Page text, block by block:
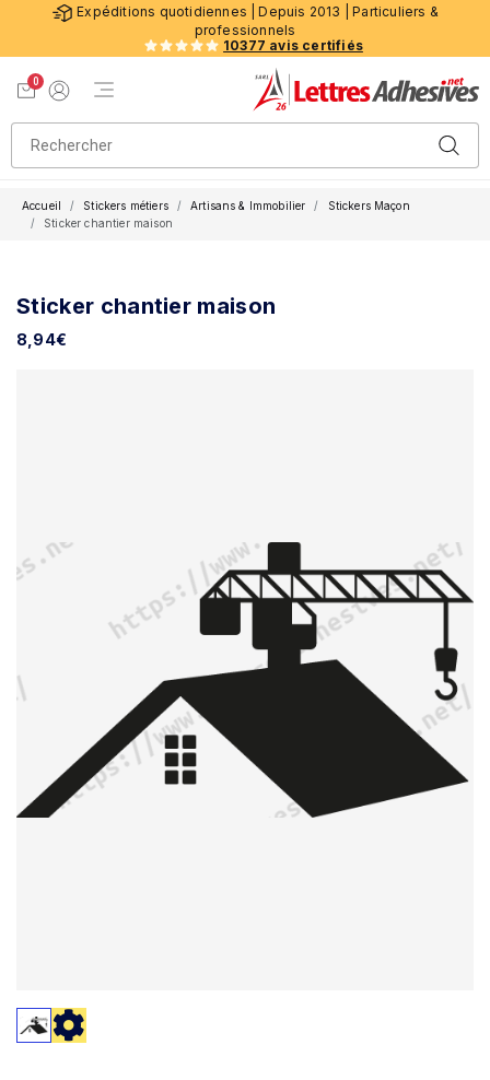
Expéditions quotidiennes | Depuis 2013 | Particuliers &
professionnels
10377 avis certifiés
0
Menu de navigation
Accueil Stickers métiers Artisans & Immobilier
Stickers Maçon
Sticker chantier maison
Sticker chantier maison
8,94€